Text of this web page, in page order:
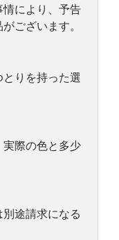
情により、予告
ございます。
りを持った選
際の色と多少
途請求になる